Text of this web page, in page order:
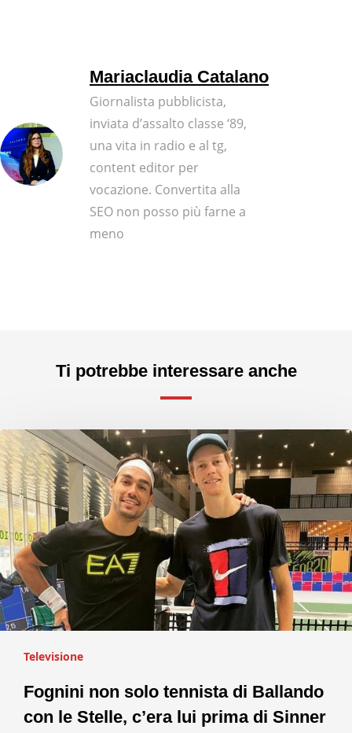
Mariaclaudia Catalano
Giornalista pubblicista,
inviata d’assalto classe ‘89,
una vita in radio e al tg,
content editor per
vocazione. Convertita alla
SEO non posso più farne a
meno
Ti potrebbe interessare anche
Televisione
Fognini non solo tennista di Ballando
con le Stelle, c’era lui prima di Sinner